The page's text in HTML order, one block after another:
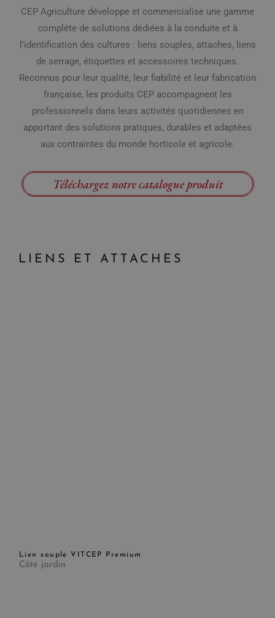
CEP Agriculture développe et commercialise une gamme
complète de solutions dédiées à la conduite et à
l’identification des cultures : liens souples, attaches, liens
de serrage, étiquettes et accessoires techniques.
Reconnus pour leur qualité, leur fiabilité et leur fabrication
française, les produits CEP accompagnent les
professionnels dans leurs activités quotidiennes en
apportant des solutions pratiques, durables et adaptées
aux contraintes du monde horticole et agricole.
Téléchargez notre catalogue produit
LIENS ET ATTACHES
Lien souple VITCEP Premium
Côté jardin